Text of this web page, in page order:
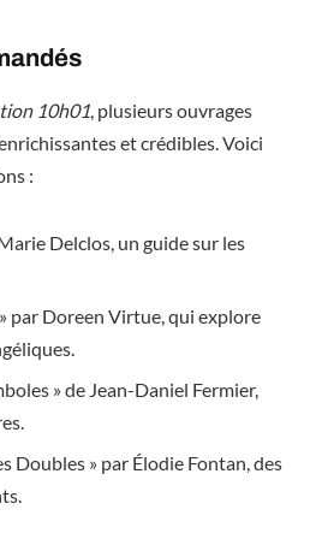
10h01, plusieurs ouvrages
et crédibles. Voici
:
Delclos, un guide sur les
par Doreen Virtue, qui explore
» de Jean-Daniel Fermier,
Doubles » par Élodie Fontan, des